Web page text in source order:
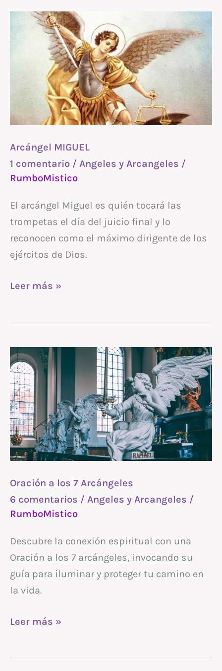
Arcángel MIGUEL
1 comentario / Angeles y Arcangeles /
RumboMistico
El arcángel Miguel es quién tocará las
trompetas el día del juicio final y lo
reconocen como el máximo dirigente de los
ejércitos de Dios.
Arcángel
MIGUEL
Leer más »
Oración a los 7 Arcángeles
6 comentarios / Angeles y Arcangeles /
RumboMistico
Descubre la conexión espiritual con una
Oración a los 7 arcángeles, invocando su
guía para iluminar y proteger tu camino en
la vida.
Oración
a
los
7
Arcángeles
Leer más »